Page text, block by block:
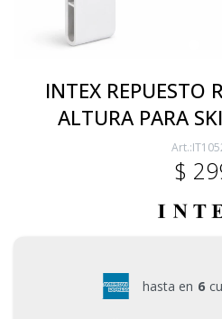
INTEX REPUESTO
ALTURA PARA
$
hasta en 6
Ferretería
Herramientas Eléctrica y